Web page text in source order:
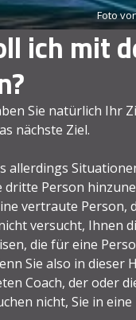
Foto
ich mit
Sie natürlich Ihr
nächste Ziel.
allerdings
dritte Person
vertraute Person,
versucht, Ihnen
die für eine
Sie also in dieser
Coach, der oder
nicht, Sie in